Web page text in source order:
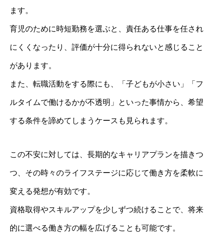
ます。
育児のために時短勤務を選ぶと、責任ある仕事を任され
にくくなったり、評価が十分に得られないと感じること
があります。
また、転職活動をする際にも、「子どもが小さい」「フ
ルタイムで働けるかが不透明」といった事情から、希望
する条件を諦めてしまうケースも見られます。
この不安に対しては、長期的なキャリアプランを描きつ
つ、その時々のライフステージに応じて働き方を柔軟に
変える発想が有効です。
資格取得やスキルアップを少しずつ続けることで、将来
的に選べる働き方の幅を広げることも可能です。